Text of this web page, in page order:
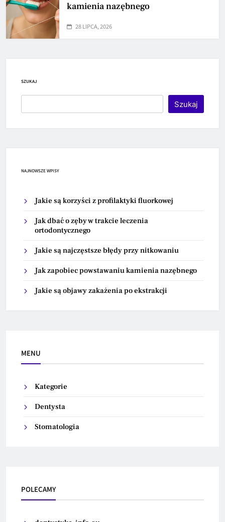
kamienia nazębnego
28 LIPCA, 2026
SZUKAJ
Szukaj
NAJNOWSZE WPISY
Jakie są korzyści z profilaktyki fluorkowej
Jak dbać o zęby w trakcie leczenia
ortodontycznego
Jakie są najczęstsze błędy przy nitkowaniu
Jak zapobiec powstawaniu kamienia nazębnego
Jakie są objawy zakażenia po ekstrakcji
MENU
Kategorie
Dentysta
Stomatologia
POLECAMY